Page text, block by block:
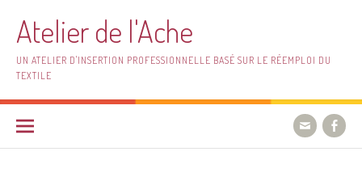
contenuAtelier de l'Ache
UN ATELIER D'INSERTION PROFESSIONNELLE BASÉ SUR LE RÉEMPLOI DU
TEXTILE